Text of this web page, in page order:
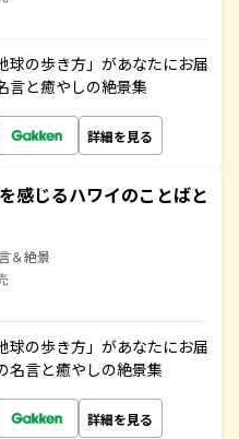
球の歩き方」があなたにお届
言と癒やしの絶景集
詳細を見る
感じるハワイのことばと
＆絶景
球の歩き方」があなたにお届
名言と癒やしの絶景集
詳細を見る